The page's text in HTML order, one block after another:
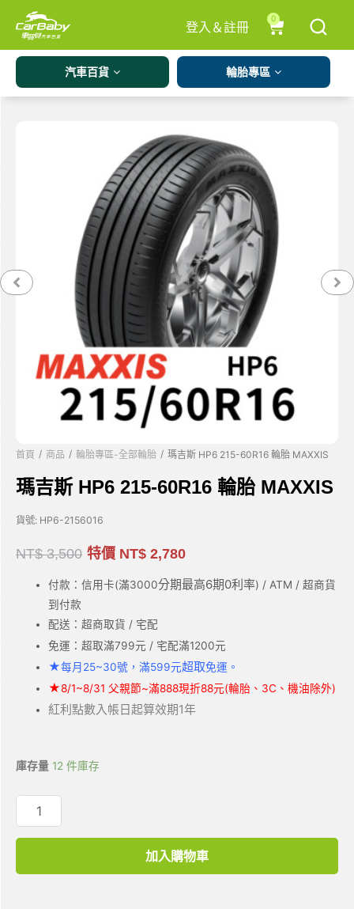
登入＆註冊
0
汽車百貨 輪胎專區
首頁 / 商品 / 輪胎專區-全部輪胎 / 瑪吉斯 HP6 215-60R16 輪胎 MAXXIS
瑪吉斯 HP6 215-60R16 輪胎 MAXXIS
貨號: HP6-2156016
NT$3,500 特價 NT$ 2,780
付款：信用卡(滿3000分期最高6期0利率) / ATM / 超商貨
到付款
配送：超商取貨 / 宅配
免運：超取滿799元 / 宅配滿1200元
★每月25~30號，滿599元超取免運。
★8/1~8/31 父親節~滿888現折88元(輪胎、3C、機油除外)
紅利點數入帳日起算效期1年
庫存量 12 件庫存
加入購物車